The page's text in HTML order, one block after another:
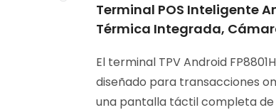
Terminal POS Inteligente
Térmica Integrada,
El terminal TPV Android
diseñado para transacciones
una pantalla táctil completa de